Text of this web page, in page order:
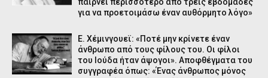
για να προετοιμάσω έναν αυθόρμητο λόγο»
Ε. Χέμινγουεϊ: «Ποτέ μην κρίνετε έναν
άνθρωπο από τους φίλους του. Οι φίλοι
του Ιούδα ήταν άψογοι». Αποφθέγματα του
συγγραφέα όπως: «Ένας άνθρωπος μόνος